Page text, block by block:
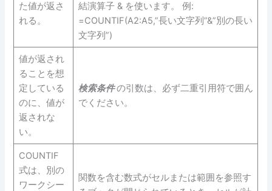
た値が返さ
れる。
結演算子 & を使います。 例:
=COUNTIF(A2:A5,”長い文字列”&”別の長い
文字列”)
値が返され
ることを想
定している
のに、値が
返されな
い。
検索条件の引数は、必ず二重引用符で囲ん
でください。
COUNTIF
式は、別の
ワークシー
関数を含む数式がセルまたは範囲を参照す